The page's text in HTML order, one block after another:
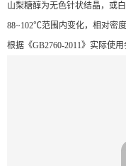
山梨糖醇为无色针状结晶，或
88~102℃范围内变化，相对密
根据《GB2760-2011》实际使